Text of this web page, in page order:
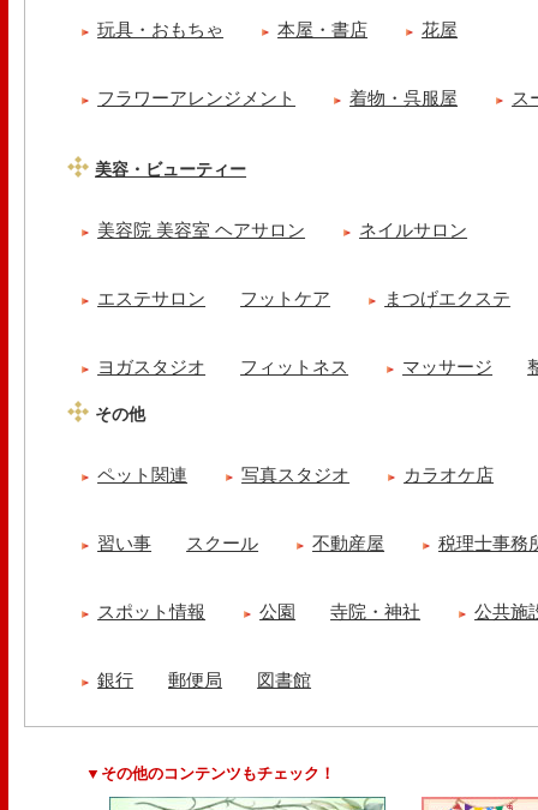
玩具・おもちゃ 本屋・書店 花屋
フラワーアレンジメント 着物・呉服屋 ス
美容・ビューティー
美容院 美容室 ヘアサロン ネイルサロン
エステサロン フットケア まつげエクステ
ヨガスタジオ フィットネス マッサージ
その他
ペット関連 写真スタジオ カラオケ店
習い事 スクール 不動産屋 税理士事務
スポット情報 公園 寺院・神社 公共施
銀行 郵便局 図書館
▼その他のコンテンツもチェック！